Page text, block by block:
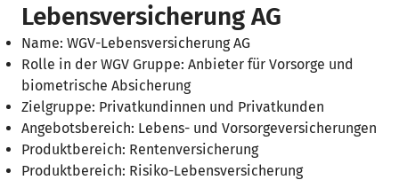
Lebensversicherung AG
Name: WGV-Lebensversicherung AG
Rolle in der WGV Gruppe: Anbieter für Vorsorge und
biometrische Absicherung
Zielgruppe: Privatkundinnen und Privatkunden
Angebotsbereich: Lebens- und Vorsorgeversicherungen
Produktbereich: Rentenversicherung
Produktbereich: Risiko-Lebensversicherung